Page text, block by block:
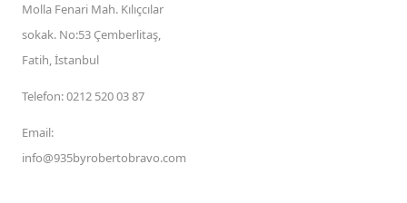
Molla Fenari Mah. Kılıçcılar
sokak. No:53 Çemberlitaş,
Fatih, İstanbul
Telefon:0212 520 03 87
Email:
info@935byrobertobravo.com